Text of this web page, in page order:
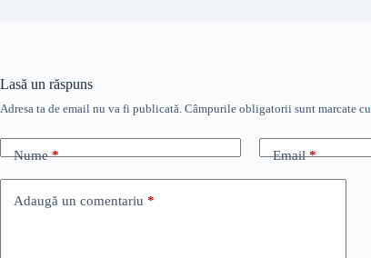
Lasă un răspuns
Adresa ta de email nu va fi publicată. Câmpurile obligatorii sunt marcate cu
Nume* Email*
Adaugă un comentariu *